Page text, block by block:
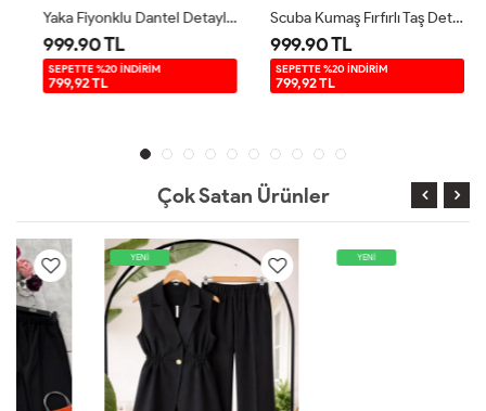
Yaka Fiyonklu Dantel Detaylı Takım Pembe TB80108
999.90 TL
SEPETTE %20 İNDİRİM
799,92 TL
Scuba Kumaş Fırfırlı Taş Detaylı Takım Bordo YRN30520
999.90 TL
SEPETTE %20 İNDİRİM
799,92 TL
Çok Satan Ürünler
YENİ YENİ